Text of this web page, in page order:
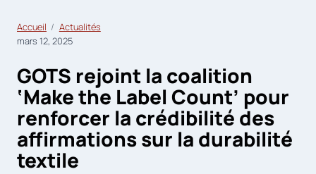
Accueil
Actualités
mars 12, 2025
GOTS rejoint la coalition
‘Make the Label Count’ pour
renforcer la crédibilité des
affirmations sur la durabilité
textile